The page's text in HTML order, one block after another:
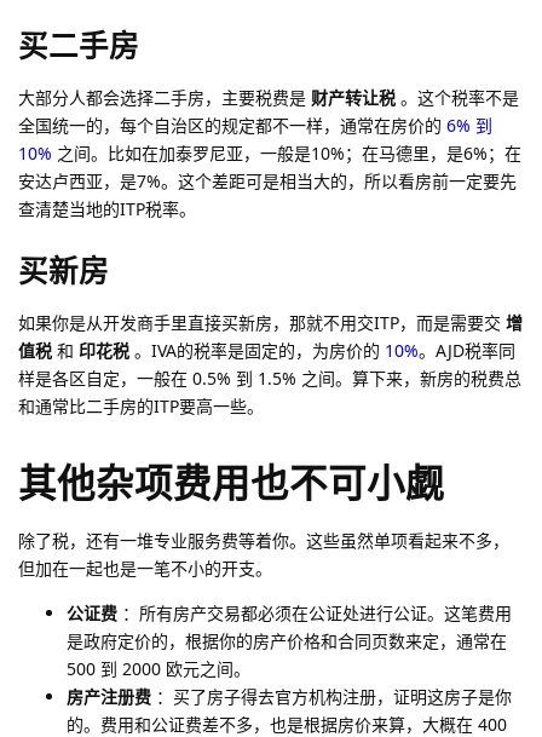
买二手房
大部分人都会选择二手房，主要税费是 财产转让税 。这个税率不是
全国统一的，每个自治区的规定都不一样，通常在房价的 6% 到
10% 之间。比如在加泰罗尼亚，一般是10%；在马德里，是6%；在
安达卢西亚，是7%。这个差距可是相当大的，所以看房前一定要先
查清楚当地的ITP税率。
买新房
如果你是从开发商手里直接买新房，那就不用交ITP，而是需要交 增
值税 和 印花税 。IVA的税率是固定的，为房价的 10%。AJD税率同
样是各区自定，一般在 0.5% 到 1.5% 之间。算下来，新房的税费总
和通常比二手房的ITP要高一些。
其他杂项费用也不可小觑
除了税，还有一堆专业服务费等着你。这些虽然单项看起来不多，
但加在一起也是一笔不小的开支。
公证费 ：所有房产交易都必须在公证处进行公证。这笔费用
是政府定价的，根据你的房产价格和合同页数来定，通常在
500 到 2000 欧元之间。
房产注册费 ：买了房子得去官方机构注册，证明这房子是你
的。费用和公证费差不多，也是根据房价来算，大概在 400